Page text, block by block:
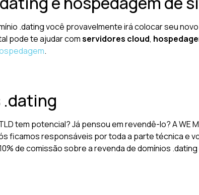
.dating você provavelmente irá colocar seu
pode te ajudar comservidores cloud,
.
.dating
tem potencial? Já pensou em revendê-lo? A WE
ficamos responsáveis por toda a parte técnica e
de comissão sobre a revenda de domínios